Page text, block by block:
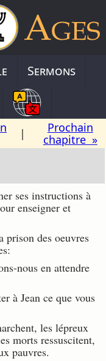
Sermons
|
Prochain
chapitre »
ses instructions à
enseigner et
prison des oeuvres
nous en attendre
à Jean ce que vous
les lépreux
morts ressuscitent,
pauvres.